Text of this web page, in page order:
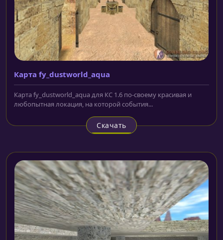
Карта fy_dustworld_aqua
Карта fy_dustworld_aqua для КС 1.6 по-своему красивая и
любопытная локация, на которой события...
Скачать